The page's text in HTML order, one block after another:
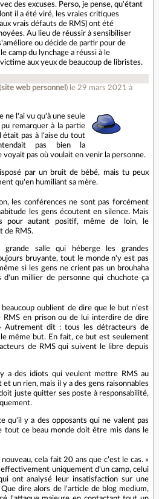
des excuses. Perso, je pense, qu'étant
il a été viré, les vraies critiques
vrais défauts de RMS) ont été
Au lieu de réussir à sensibiliser
ou décide de partir pour de
camp du lynchage a réussi à le
aux yeux de beaucoup de libristes.
site web personnel ) le 29 mars 2021 à
ne l'ai vu qu'à une seule
remarquer à la partie
était pas à l'aise du tout
pas bien la
voyait pas où voulait en venir la personne.
par un bruit de bébé, mais tu peux
qu'en humiliant sa mère.
les conférences ne sont pas forcément
les gens écoutent en silence. Mais
pour autant positif, même de loin, le
de RMS.
grande salle qui héberge les grandes
bruyante, tout le monde n'y est pas
si les gens ne crient pas un brouhaha
d'un millier de personne qui chuchote ça
oublient de dire que le but n’est
RMS en prison ou de lui interdire de dire
Autrement dit : tous les détracteurs de
le même but. En fait, ce but est seulement
de RMS qui suivent le libre depuis
a des idiots qui veulent mettre RMS au
un rien, mais il y a des gens raisonnables
juste quitter ses poste à responsabilité,
qu'il y a des opposants qui ne valent pas
tout ce beau monde doit être mis dans le
nouveau, cela fait 20 ans que c’est le cas. »
effectivement uniquement d'un camp, celui
ont analysé leur insatisfaction sur une
Que dire alors de l'article de blog medium,